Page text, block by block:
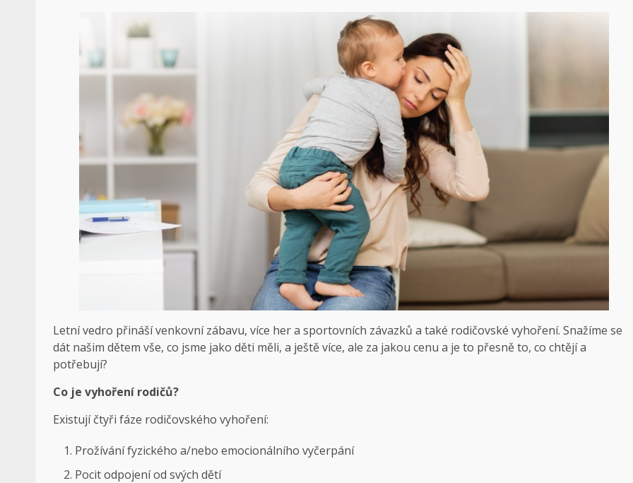
Letní vedro přináší venkovní zábavu, více her a sportovních závazků a také rodičovské vyhoření. Snažíme se
dát našim dětem vše, co jsme jako děti měli, a ještě více, ale za jakou cenu a je to přesně to, co chtějí a
potřebují?
Co je vyhoření rodičů?
Existují čtyři fáze rodičovského vyhoření:
Prožívání fyzického a/nebo emocionálního vyčerpání
Pocit odpojení od svých dětí